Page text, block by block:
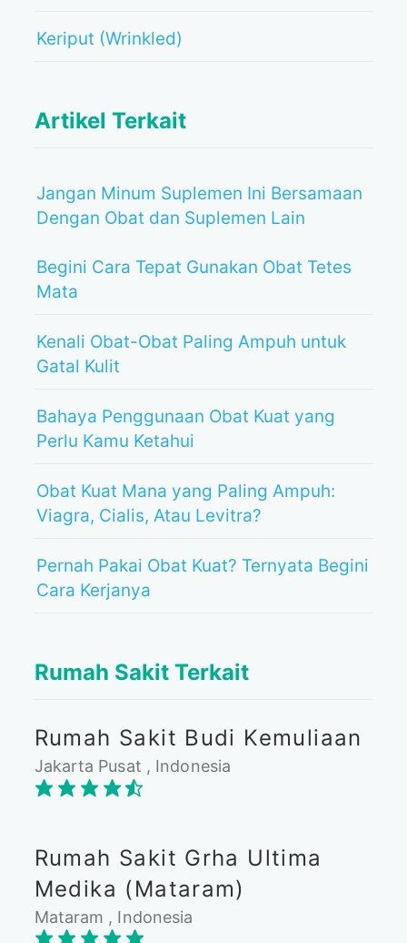
Keriput (Wrinkled)
Artikel Terkait
Jangan Minum Suplemen Ini Bersamaan
Dengan Obat dan Suplemen Lain
Begini Cara Tepat Gunakan Obat Tetes
Mata
Kenali Obat-Obat Paling Ampuh untuk
Gatal Kulit
Bahaya Penggunaan Obat Kuat yang
Perlu Kamu Ketahui
Obat Kuat Mana yang Paling Ampuh:
Viagra, Cialis, Atau Levitra?
Pernah Pakai Obat Kuat? Ternyata Begini
Cara Kerjanya
Rumah Sakit Terkait
Rumah Sakit Budi Kemuliaan
Jakarta Pusat , Indonesia
Rumah Sakit Grha Ultima
Medika (Mataram)
Mataram , Indonesia